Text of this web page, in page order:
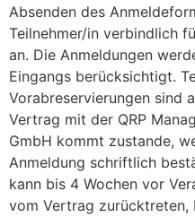
Absenden des
Teilnehmer/in verbindlich
an. Die Anmeldungen
Eingangs berücksichtigt.
Vorabreservierungen sind
Vertrag mit der QRP
GmbH kommt zustande,
Anmeldung schriftlich
kann bis 4 Wochen vor
vom Vertrag